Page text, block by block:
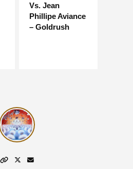
Vs. Jean
Phillipe Aviance
– Goldrush